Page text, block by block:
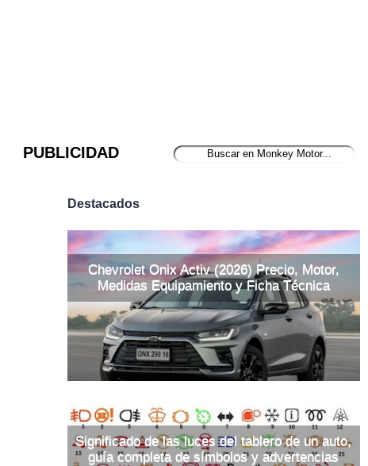
PUBLICIDAD
Destacados
Chevrolet Onix Activ (2026) Precio, Motor,
Medidas Equipamiento y Ficha Técnica
Significado de las luces del tablero de un auto,
guía completa de símbolos y advertencias